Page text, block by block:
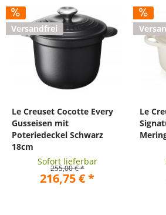
Versandfrei
Le Creuset Cocotte Every
Gusseisen mit
Poteriedeckel Schwarz
18cm
Sofort lieferbar
255,00 € *
216,75 € *
Le